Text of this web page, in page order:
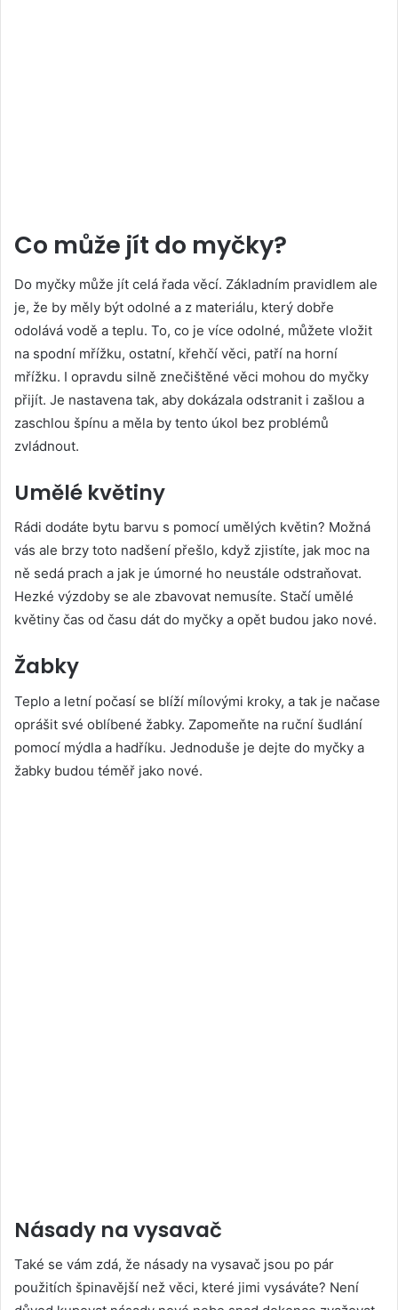
Co může jít do myčky?
Do myčky může jít celá řada věcí. Základním pravidlem ale
je, že by měly být odolné a z materiálu, který dobře
odolává vodě a teplu. To, co je více odolné, můžete vložit
na spodní mřížku, ostatní, křehčí věci, patří na horní
mřížku. I opravdu silně znečištěné věci mohou do myčky
přijít. Je nastavena tak, aby dokázala odstranit i zašlou a
zaschlou špínu a měla by tento úkol bez problémů
zvládnout.
Umělé květiny
Rádi dodáte bytu barvu s pomocí umělých květin? Možná
vás ale brzy toto nadšení přešlo, když zjistíte, jak moc na
ně sedá prach a jak je úmorné ho neustále odstraňovat.
Hezké výzdoby se ale zbavovat nemusíte. Stačí umělé
květiny čas od času dát do myčky a opět budou jako nové.
Žabky
Teplo a letní počasí se blíží mílovými kroky, a tak je načase
oprášit své oblíbené žabky. Zapomeňte na ruční šudlání
pomocí mýdla a hadříku. Jednoduše je dejte do myčky a
žabky budou téměř jako nové.
Násady na vysavač
Také se vám zdá, že násady na vysavač jsou po pár
použitích špinavější než věci, které jimi vysáváte? Není